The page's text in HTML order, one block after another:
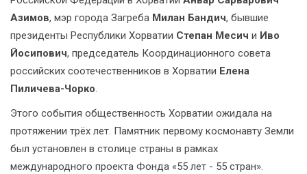
Азимов, мэр города Загреба Милан Бандич, бывшие
президенты Республики Хорватии Степан Месич и Иво
Йосипович, председатель Координационного совета
российских соотечественников в Хорватии Елена
Пиличева-Чорко.
Этого события общественность Хорватии ожидала на
протяжении трёх лет. Памятник первому космонавту Земли
был установлен в столице страны в рамках
международного проекта Фонда «55 лет - 55 стран».